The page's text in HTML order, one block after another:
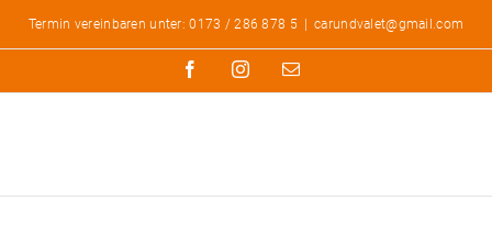
Termin vereinbaren unter: 0173 / 286 878 5 carundvalet@gmail.com
FacebookInstagram
E-